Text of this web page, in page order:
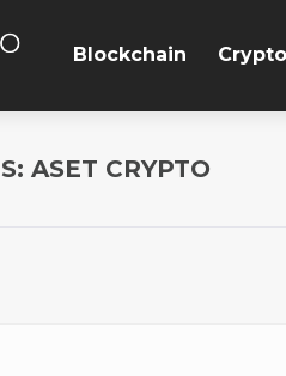
Blockchain
ASET CRYPTO